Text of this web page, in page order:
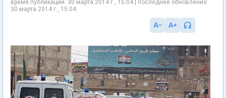
время публикации: 30 марта 2014 г., 15:04 | последнее обновление:
30 марта 2014 г., 15:04